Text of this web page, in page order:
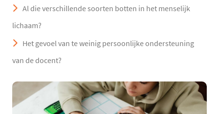
Al die verschillende soorten botten in het menselijk
lichaam?
Het gevoel van te weinig persoonlijke ondersteuning
van de docent?